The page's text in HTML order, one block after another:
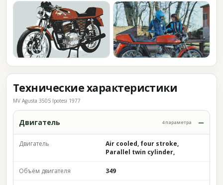
Технические характеристики
MV Agusta 350S Ipotesi 1977
Двигатель 4 параметра
Двигатель
Air cooled, four stroke,
Parallel twin cylinder,
Объём двигателя 349